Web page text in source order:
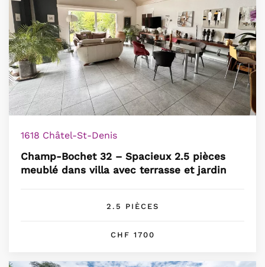
1618 Châtel-St-Denis
Champ-Bochet 32 – Spacieux 2.5 pièces
meublé dans villa avec terrasse et jardin
2.5 PIÈCES
CHF 1700